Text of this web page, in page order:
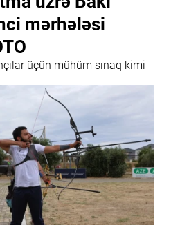
mərhələsi
üçün mühüm sınaq kimi